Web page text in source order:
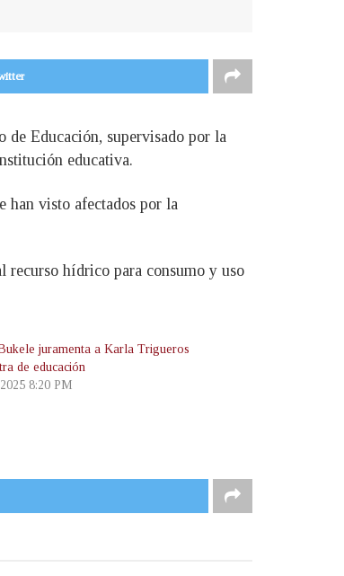
Educación, supervisado por la
educativa.
han visto afectados por la
recurso hídrico para consumo y uso
juramenta a Karla Trigueros
de educación
8:20 PM